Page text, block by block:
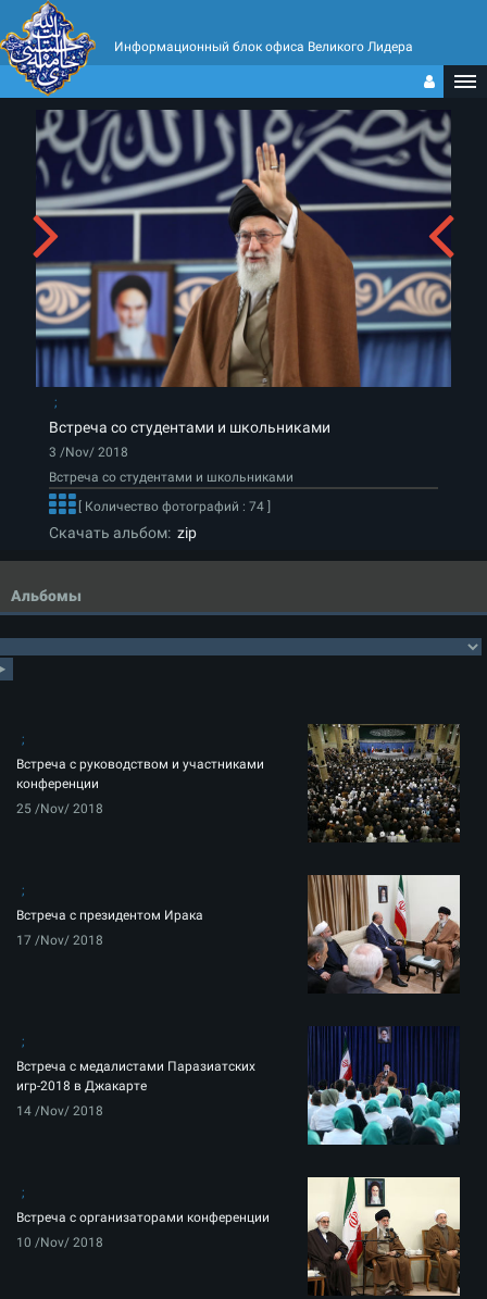
Информационный блок офиса Великого Лидера
Встреча со студентами и школьниками
3 /Nov/ 2018
Встреча со студентами и школьниками
[ Количество фотографий : 74 ]
Скачать альбом: zip
Альбомы
Встреча с руководством и участниками
конференции
25 /Nov/ 2018
Встреча с президентом Ирака
17 /Nov/ 2018
Встреча с медалистами Паразиатских
игр-2018 в Джакарте
14 /Nov/ 2018
Встреча с организаторами конференции
10 /Nov/ 2018